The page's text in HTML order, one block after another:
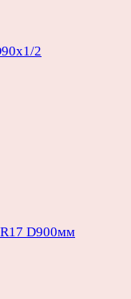
2
D900мм